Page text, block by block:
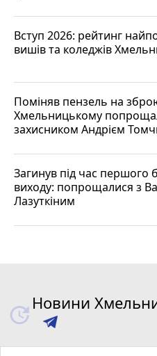
Вступ 2026: рейтинг
вишів та коледжів
Поміняв пензель на
Хмельницькому
захисником Андрієм
Загинув під час першого
виходу: попрощалися з
Лазуткіним
Новини